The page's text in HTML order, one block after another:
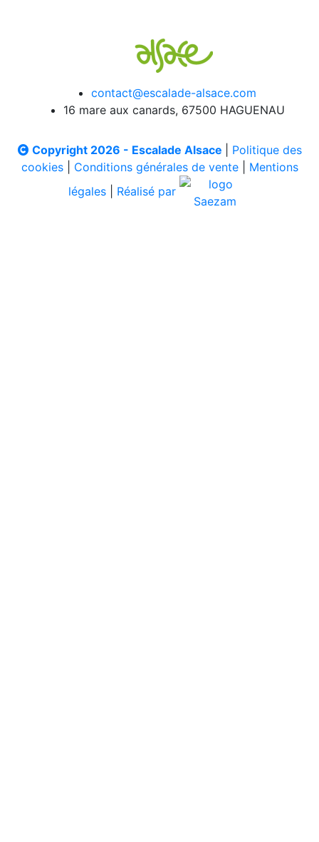
contact@escalade-alsace.com
16 mare aux canards, 67500 HAGUENAU
Copyright 2026 - Escalade Alsace
Politique des
cookies| Conditions générales de vente| Mentions
légales
Réalisé par